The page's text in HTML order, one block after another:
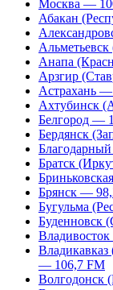
Москва —
Абакан
Анапа
Арзгир
Астрахань
Ахтубинск
Белгород —
Бердянск
Братск
Брянск —
Бугульма
Буденновск
— 106,7 FM
Волгодонск